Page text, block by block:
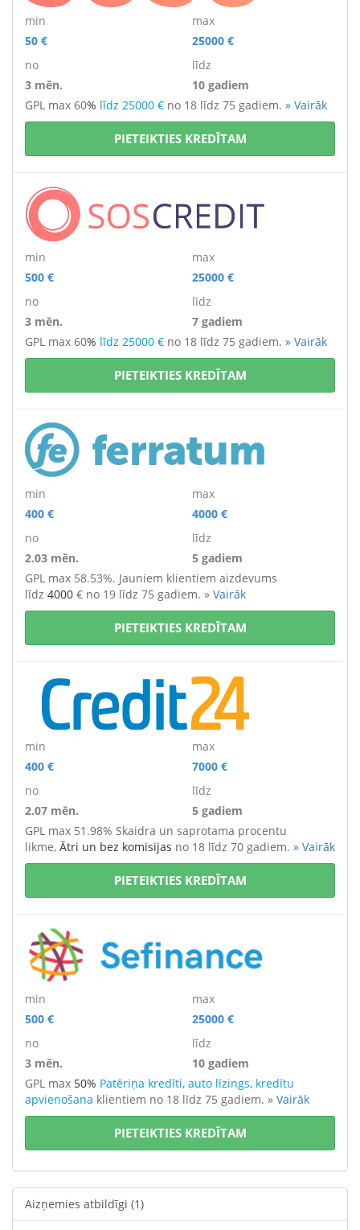
min
50 €
max
25000 €
no
3 mēn.
līdz
10 gadiem
GPL max 60% līdz 25000 € no 18 līdz 75 gadiem. » Vairāk
PIETEIKTIES KREDĪTAM
min
500 €
max
25000 €
no
3 mēn.
līdz
7 gadiem
GPL max 60% līdz 25000 € no 18 līdz 75 gadiem. » Vairāk
PIETEIKTIES KREDĪTAM
min
400 €
max
4000 €
no
2.03 mēn.
līdz
5 gadiem
GPL max 58.53%. Jauniem klientiem aizdevums
līdz 4000 € no 19 līdz 75 gadiem. » Vairāk
PIETEIKTIES KREDĪTAM
min
400 €
max
7000 €
no
2.07 mēn.
līdz
5 gadiem
GPL max 51.98% Skaidra un saprotama procentu
likme, Ātri un bez komisijas no 18 līdz 70 gadiem. » Vairāk
PIETEIKTIES KREDĪTAM
min
500 €
max
25000 €
no
3 mēn.
līdz
10 gadiem
GPL max 50% Patēriņa kredīti, auto līzings, kredītu
apvienošana klientiem no 18 līdz 75 gadiem. » Vairāk
PIETEIKTIES KREDĪTAM
Aizņemies atbildīgi (1)